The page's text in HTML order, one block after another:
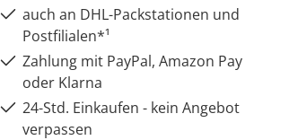
auch an DHL-Packstationen und
Postfilialen*¹
Zahlung mit PayPal, Amazon Pay
oder Klarna
24-Std. Einkaufen - kein Angebot
verpassen